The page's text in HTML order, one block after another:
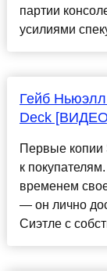
партии
усилиями
Гейб
Deck
Первые копии
к
временем
— он лично
Сиэтле с